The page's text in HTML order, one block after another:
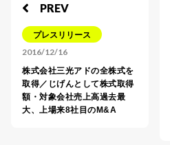
PREV
プレスリリース
2016/12/16
株式会社三光アドの全株式を
取得／じげんとして株式取得
額・対象会社売上高過去最
大、上場来8社目のM&A